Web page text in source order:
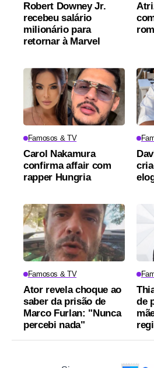
Robert Downey Jr.
recebeu salário
milionário para
retornar à Marvel
Famosos & TV
Carol Nakamura
confirma affair com
rapper Hungria
Famosos & TV
Ator revela choque ao
saber da prisão de
Marco Furlan: "Nunca
percebi nada"
de